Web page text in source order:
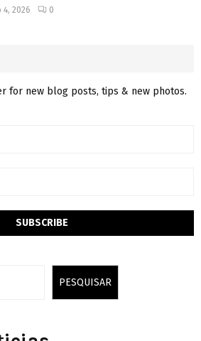
4, 2026 0
for new blog posts, tips & new photos.
PESQUISAR